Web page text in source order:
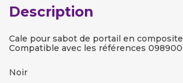
Description
Cale pour sabot de portail en composite
Compatible avec les références
Noir